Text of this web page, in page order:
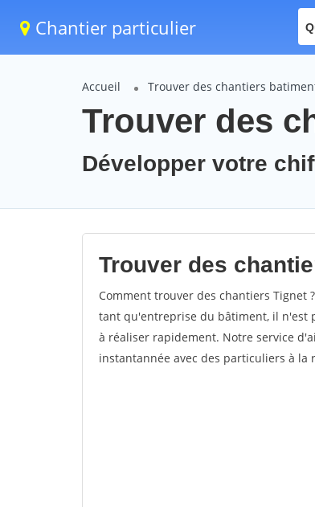
Chantier particulier
Accueil Trouver des chantiers
Trouver des
Développer votre
Trouver des
Comment trouver des chantiers Tignet
tant qu'entreprise du bâtiment, il n'est
à réaliser rapidement. Notre service
instantannée avec des particuliers à